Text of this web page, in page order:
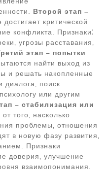
Второй этап –
достигает критической
конфликта. Признаки⁚
угрозы расставания‚
этап – попытки
найти выход из
и решать накопленные
диалога‚ поиск
или другим
– стабилизация или
того‚ насколько
проблемы‚ отношения
в новую фазу развития‚
Признаки
доверия‚ улучшение
взаимопонимания.